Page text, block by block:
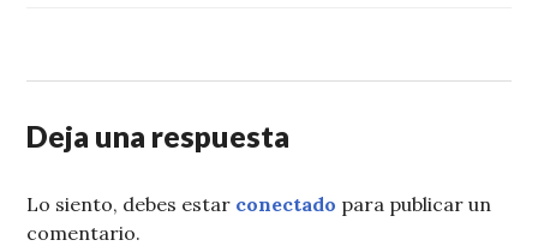
Deja una respuesta
Lo siento, debes estar conectado para publicar un
comentario.